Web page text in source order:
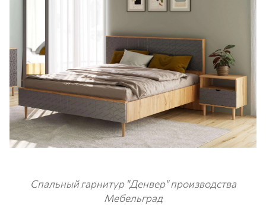
Спальный гарнитур "Денвер" производства
Мебельград